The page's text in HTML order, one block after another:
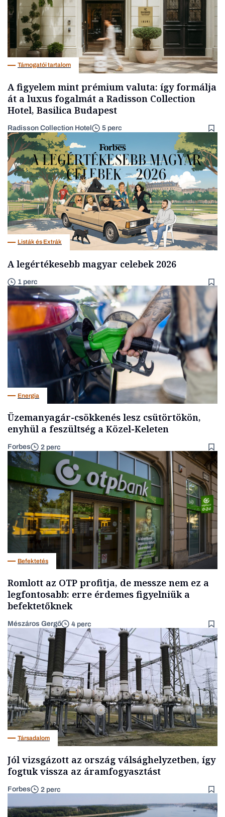
Támogatói tartalom
A figyelem mint prémium valuta: így formálja
át a luxus fogalmát a Radisson Collection
Hotel, Basilica Budapest
Radisson Collection Hotel 5 perc
Listák és Extrák
A legértékesebb magyar celebek 2026
1 perc
Energia
Üzemanyagár-csökkenés lesz csütörtökön,
enyhül a feszültség a Közel-Keleten
Forbes 2 perc
Befektetés
Romlott az OTP profitja, de messze nem ez a
legfontosabb: erre érdemes figyelniük a
befektetőknek
Mészáros Gergő 4 perc
Társadalom
Jól vizsgázott az ország válsághelyzetben, így
fogtuk vissza az áramfogyasztást
Forbes 2 perc